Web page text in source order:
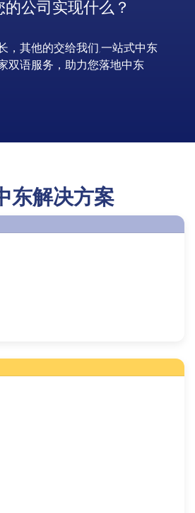
公司实现什么？
，其他的交给我们,一站式中东
双语服务，助力您落地中东
东解决方案